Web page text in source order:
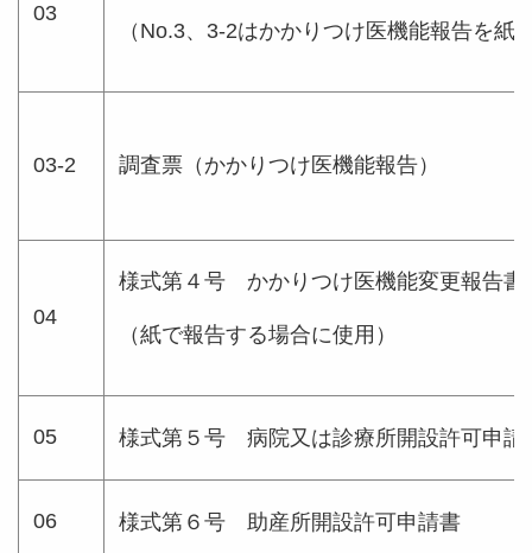
03
（No.3、3-2はかかりつけ医機能報告を紙
03-2 調査票（かかりつけ医機能報告）
04
様式第４号 かかりつけ医機能変更報告書
（紙で報告する場合に使用）
05 様式第５号 病院又は診療所開設許可申請
06 様式第６号 助産所開設許可申請書